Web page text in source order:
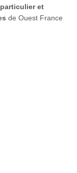
particulier et
de Ouest France